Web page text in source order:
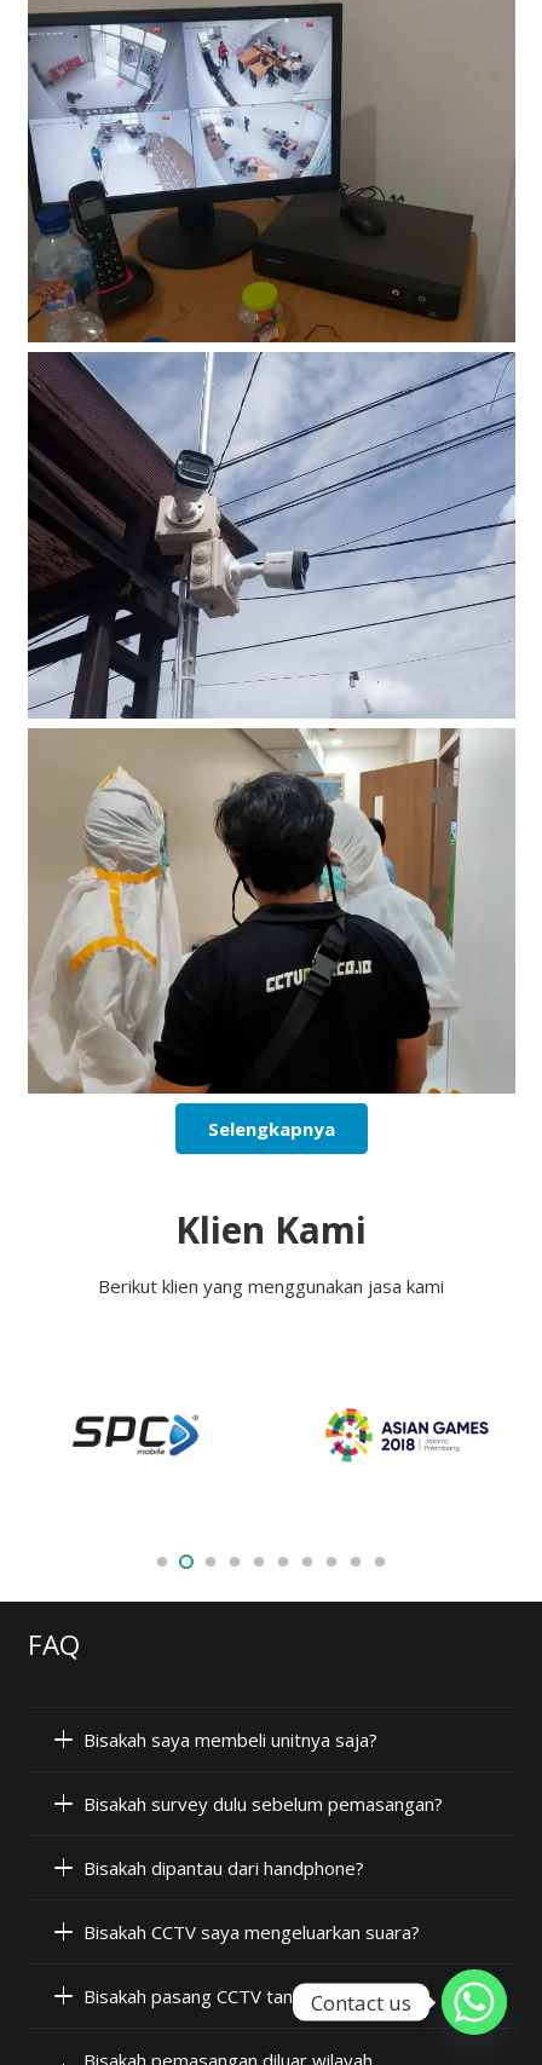
Selengkapnya
Klien Kami
Berikut klien yang menggunakan jasa kami
FAQ
Bisakah saya membeli unitnya saja?
Bisakah survey dulu sebelum pemasangan?
Bisakah dipantau dari handphone?
Bisakah CCTV saya mengeluarkan suara?
Bisakah pasang CCTV tanpa internet?
Bisakah pemasangan diluar wilayah
Contact us